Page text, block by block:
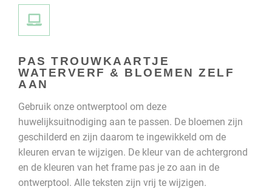
PAS TROUWKAARTJE
WATERVERF & BLOEMEN ZELF
AAN
Gebruik onze ontwerptool om deze
huwelijksuitnodiging aan te passen. De bloemen zijn
geschilderd en zijn daarom te ingewikkeld om de
kleuren ervan te wijzigen. De kleur van de achtergrond
en de kleuren van het frame pas je zo aan in de
ontwerptool. Alle teksten zijn vrij te wijzigen.